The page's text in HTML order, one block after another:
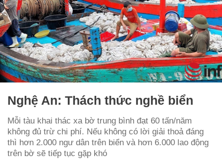
Nghệ An: Thách thức nghề biển
Mỗi tàu khai thác xa bờ trung bình đạt 60 tấn/năm
không đủ trừ chi phí. Nếu không có lời giải thoả đáng
thì hơn 2.000 ngư dân trên biển và hơn 6.000 lao động
trên bờ sẽ tiếp tục gặp khó